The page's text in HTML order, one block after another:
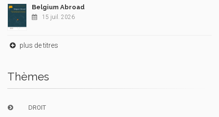
Belgium Abroad
15 juil. 2026
plus de titres
Thèmes
DROIT